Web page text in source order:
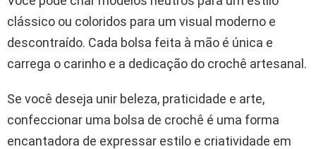
clássico ou coloridos para um visual moderno e
descontraído. Cada bolsa feita à mão é única e
carrega o carinho e a dedicação do crochê artesanal.
Se você deseja unir beleza, praticidade e arte,
confeccionar uma bolsa de crochê é uma forma
encantadora de expressar estilo e criatividade em